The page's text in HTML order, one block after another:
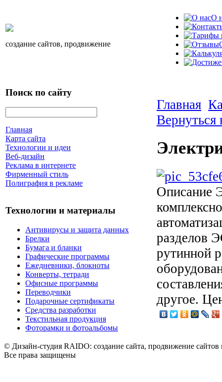
создание сайтов, продвижение
О
Поиск по сайту
Главная
Карта сайта
Технологии и идеи
Веб-дизайн
Реклама в интернете
Фирменный стиль
Полиграфия в рекламе
Технологии и материалы
Антивирусы и защита данных
Брелки
Бумага и бланки
Графические программы
Ежедневники, блокноты
Конверты, тетради
Офисные программы
Переводчики
Подарочные сертификаты
Средства разработки
Текстильная продукция
Фоторамки и фотоальбомы
Главная
Вернуться
Описание
разделов
рутинной
другое.
© Дизайн-студия RAIDO: создание сайта, продвижение сайтов
Все права защищены